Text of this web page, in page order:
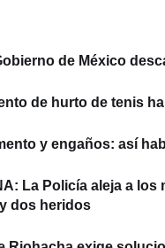
de México
de hurto de tenis
y engaños: así
La Policía aleja a
dos heridos